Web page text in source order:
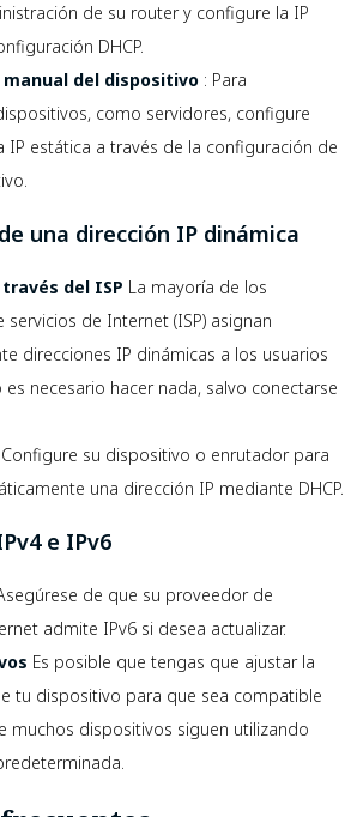
de su router y configure la IP
DHCP.
del dispositivo : Para
como servidores, configure
IP estática a través de la configuración de
una dirección IP dinámica
del ISP La mayoría de los
de Internet (ISP) asignan
direcciones IP dinámicas a los usuarios
necesario hacer nada, salvo conectarse
Configure su dispositivo o enrutador para
una dirección IP mediante DHCP.
e IPv6
de que su proveedor de
admite IPv6 si desea actualizar.
Es posible que tengas que ajustar la
tu dispositivo para que sea compatible
muchos dispositivos siguen utilizando